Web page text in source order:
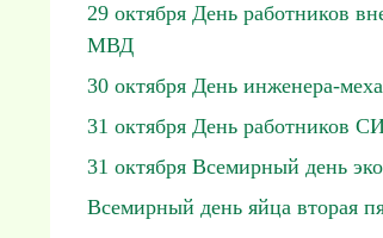
29 октября День работников
МВД
30 октября День инженера-
31 октября День работников
31 октября Всемирный день
Всемирный день яйца вторая